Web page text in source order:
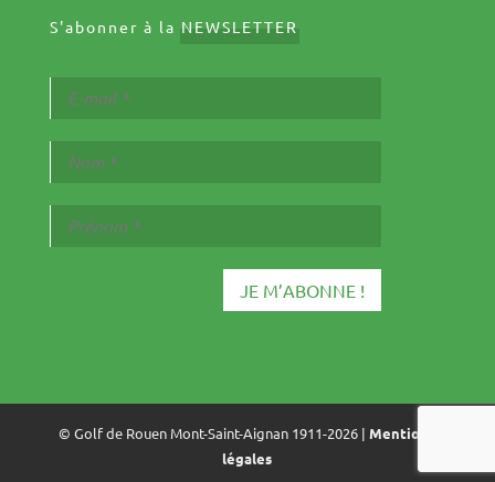
S'abonner à la NEWSLETTER
© Golf de Rouen Mont-Saint-Aignan 1911-2026 |Mentions
légales